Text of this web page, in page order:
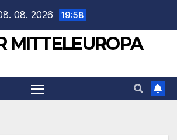
08. 2026 19:58
MITTELEUROPA